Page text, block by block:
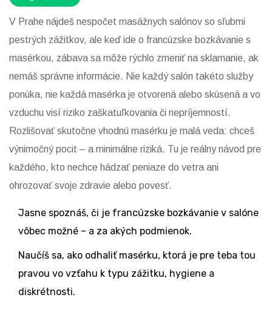
V Prahe nájdeš nespočet masážnych salónov so sľubmi
pestrých zážitkov, ale keď ide o francúzske bozkávanie s
masérkou, zábava sa môže rýchlo zmeniť na sklamanie, ak
nemáš správne informácie. Nie každý salón takéto služby
ponúka, nie každá masérka je otvorená alebo skúsená a vo
vzduchu visí riziko zaškatuľkovania či nepríjemností.
Rozlišovať skutočne vhodnú masérku je malá veda: chceš
výnimočný pocit – a minimálne riziká. Tu je reálny návod pre
každého, kto nechce hádzať peniaze do vetra ani
ohrozovať svoje zdravie alebo povesť.
Jasne spoznáš, či je francúzske bozkávanie v salóne
vôbec možné – a za akých podmienok.
Naučíš sa, ako odhaliť masérku, ktorá je pre teba tou
pravou vo vzťahu k typu zážitku, hygiene a
diskrétnosti.